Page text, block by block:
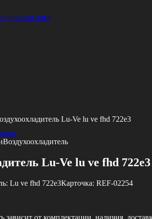
лига
Lu-Ve lu ve fhd 722e3
Воздухоохладитель
Lu-Ve lu ve fhd 722e3
Lu ve fhd 722e3Карточка: REF-02254
зависит от комплектации, наличия,